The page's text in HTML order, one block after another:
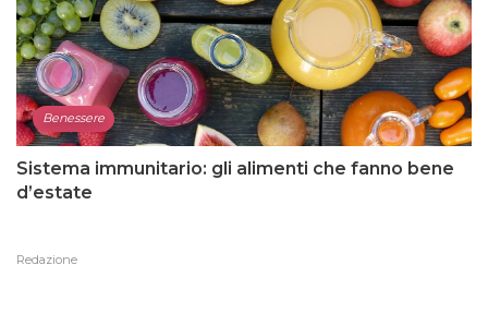
Benessere
Sistema immunitario: gli alimenti che fanno bene
d’estate
Redazione